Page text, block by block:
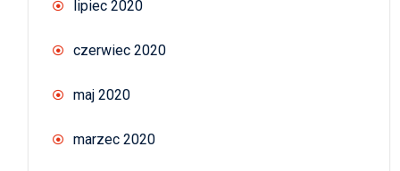
lipiec 2020
czerwiec 2020
maj 2020
marzec 2020